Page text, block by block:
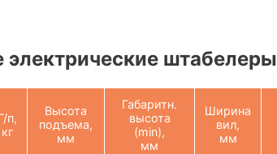
штабелеры
п,
кг
Высота
подъема,
мм
Габаритн.
высота
(min),
мм
Ширина
вил,
мм